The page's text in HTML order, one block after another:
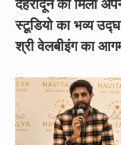
देहरादून को मिला
स्टूडियो का भव्य
श्री वेलबीइंग का